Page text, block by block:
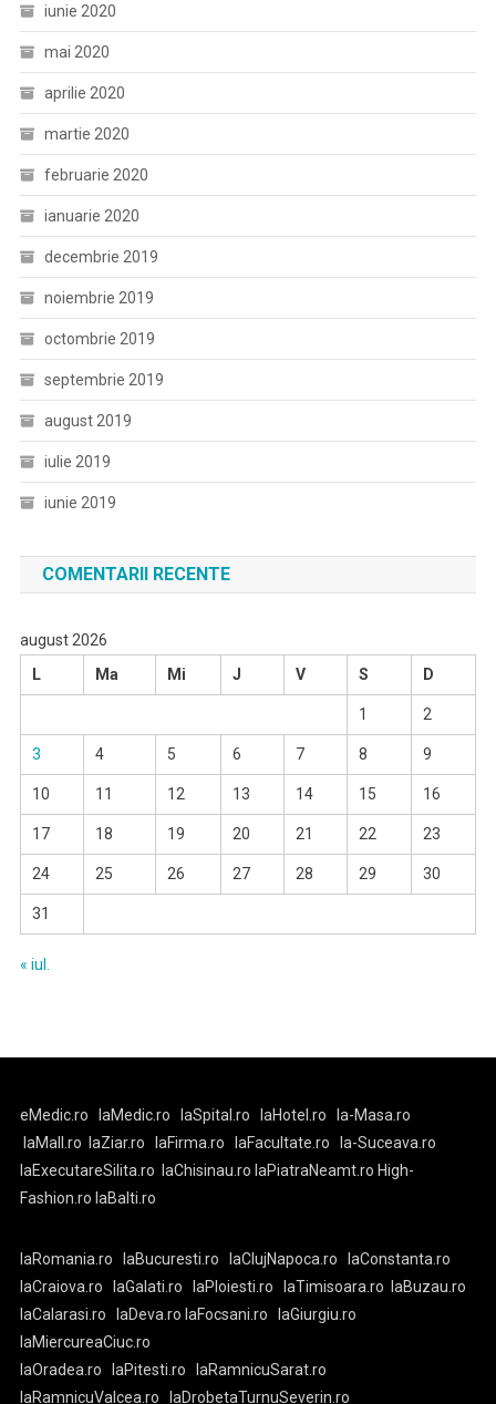
iunie 2020
mai 2020
aprilie 2020
martie 2020
februarie 2020
ianuarie 2020
decembrie 2019
noiembrie 2019
octombrie 2019
septembrie 2019
august 2019
iulie 2019
iunie 2019
COMENTARII RECENTE
august 2026
L
Ma Mi J V S D
1 2
3 4 5 6 7 8 9
10 11 12 13 14 15 16
17 18 19 20 21 22 23
24 25 26 27 28 29 30
31
« iul.
eMedic.ro laMedic.ro laSpital.ro laHotel.ro
la-Masa.ro
laMall.ro laZiar.ro laFirma.ro laFacultate.ro
la-Suceava.ro
laExecutareSilita.ro laChisinau.ro laPiatraNeamt.ro High-
Fashion.ro laBalti.ro
laRomania.ro laBucuresti.ro laClujNapoca.ro
laConstanta.ro
laCraiova.ro
laGalati.ro laPloiesti.ro laTimisoara.ro laBuzau.ro
laCalarasi.ro
laDeva.ro laFocsani.ro
laGiurgiu.ro
laMiercureaCiuc.ro
laOradea.ro
laPitesti.ro
laRamnicuSarat.ro
laRamnicuValcea.ro
laDrobetaTurnuSeverin.ro